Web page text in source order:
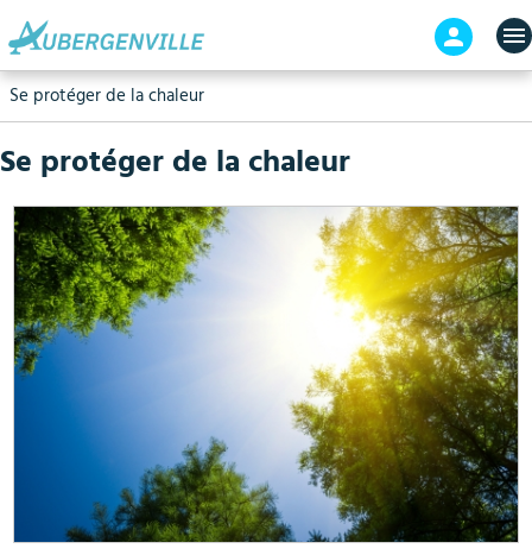
contenu
En-
tête
Se protéger de la chaleur
Se protéger de la chaleur